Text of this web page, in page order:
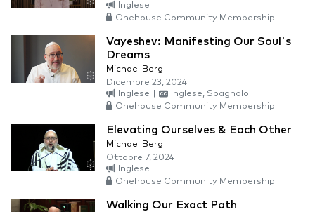
Inglese
Onehouse Community Membership
Vayeshev: Manifesting Our Soul's
Dreams
Michael Berg
Dicembre 23, 2024
Inglese
Inglese, Spagnolo
Onehouse Community Membership
Elevating Ourselves & Each Other
Michael Berg
Ottobre 7, 2024
Inglese
Onehouse Community Membership
Walking Our Exact Path